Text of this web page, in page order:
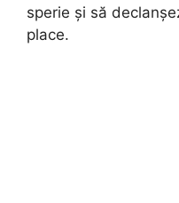
sperie și să
place.